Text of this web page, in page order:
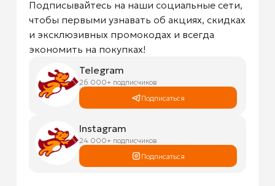
Подписывайтесь на наши социальные сети,
чтобы первыми узнавать об акциях, скидках
и эксклюзивных промокодах и всегда
экономить на покупках!
Telegram
26 000+ подписчиков
Подписаться
Instagram
24 000+ подписчиков
Подписаться